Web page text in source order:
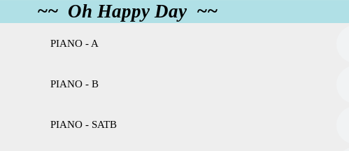
~~ Oh Happy Day ~~
PIANO - A
PIANO - B
PIANO - SATB